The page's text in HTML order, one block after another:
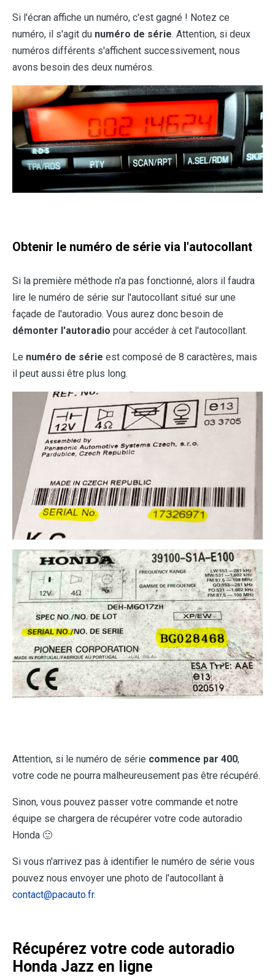
Si l'écran affiche un numéro, c'est gagné ! Notez ce
numéro, il s'agit du numéro de série. Attention, si deux
numéros différents s'affichent successivement, nous
avons besoin des deux numéros.
Obtenir le numéro de série via l'autocollant
Si la première méthode n'a pas fonctionné, alors il faudra
lire le numéro de série sur l'autocollant situé sur une
façade de l'autoradio. Vous aurez donc besoin de
démonter l'autoradio pour accéder à cet l'autocollant.
Le numéro de série est composé de 8 caractères, mais
il peut aussi être plus long.
Attention, si le numéro de série commence par 400,
votre code ne pourra malheureusement pas être récupéré.
Sinon, vous pouvez passer votre commande et notre
équipe se chargera de récupérer votre code autoradio
Honda 🙂
Si vous n'arrivez pas à identifier le numéro de série vous
pouvez nous envoyer une photo de l'autocollant à
contact@pacauto.fr.
Récupérez votre code autoradio
Honda Jazz en ligne